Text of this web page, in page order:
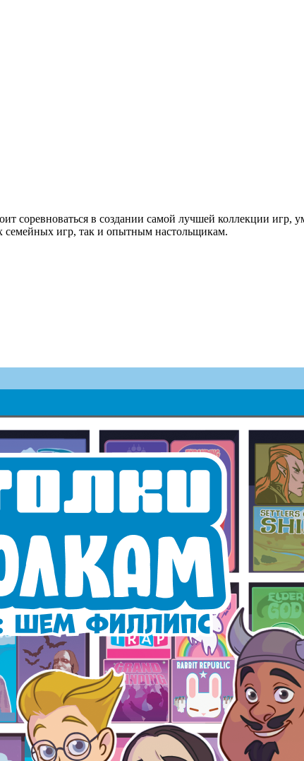
соревноваться в создании самой лучшей коллекции игр,
семейных игр, так и опытным настольщикам.